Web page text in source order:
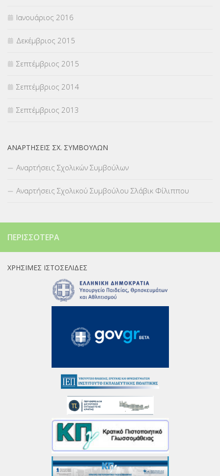
Ιανουάριος 2016
Δεκέμβριος 2015
Σεπτέμβριος 2015
Σεπτέμβριος 2014
Σεπτέμβριος 2013
ΑΝΑΡΤΉΣΕΙΣ ΣΧ. ΣΥΜΒΟΎΛΩΝ
Αναρτήσεις Σχολικών Συμβούλων
Αναρτήσεις Σχολικού Συμβούλου Σλάβικ Φίλιππου
ΠΕΡΙΣΣΌΤΕΡΑ
ΧΡΉΣΙΜΕΣ ΙΣΤΟΣΕΛΊΔΕΣ